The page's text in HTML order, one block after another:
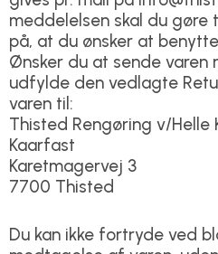
meddelelsen skal du
på, at du ønsker at
Ønsker du at sende varen
udfylde den vedlagte
varen til:
Thisted Rengøring v/Helle
Kaarfast
Karetmagervej 3
7700 Thisted
Du kan ikke fortryde ved